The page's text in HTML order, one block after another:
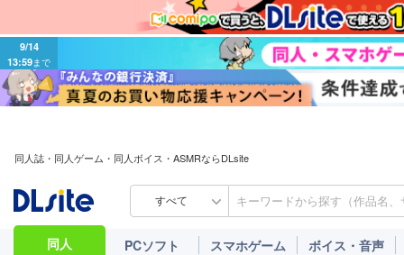
9/14
13:59まで
同人誌・同人ゲーム・同人ボイス・ASMRならDLsite
すべて
同人 PCソフト スマホゲーム ボイス・音声